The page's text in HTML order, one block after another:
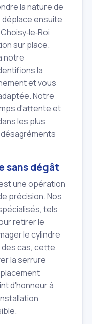
la nature de
ensuite
sur place.
notre
la
et vous
Notre
d'attente et
les plus
sans dégât
une opération
précision. Nos
tels
retirer le
le cylindre
des cas, cette
la serrure
d'honneur à